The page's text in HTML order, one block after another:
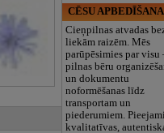
CĒSU
Cieņpilnas atvadas
liekām raizēm. Mēs
parūpēsimies par
pilnas bēru
un dokumentu
noformēšanas līdz
transportam un
piederumiem.
kvalitatīvas,